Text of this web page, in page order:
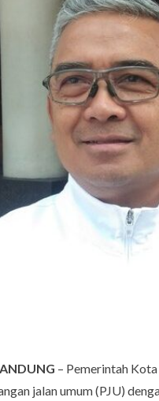
– Pemerintah
jalan umum (PJU)